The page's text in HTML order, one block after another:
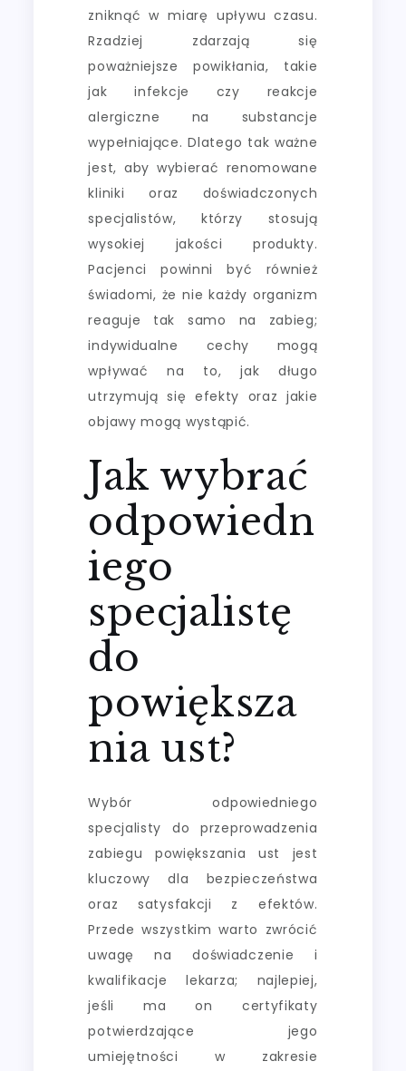
zniknąć w miarę upływu czasu.
Rzadziej zdarzają się
poważniejsze powikłania, takie
jak infekcje czy reakcje
alergiczne na substancje
wypełniające. Dlatego tak ważne
jest, aby wybierać renomowane
kliniki oraz doświadczonych
specjalistów, którzy stosują
wysokiej jakości produkty.
Pacjenci powinni być również
świadomi, że nie każdy organizm
reaguje tak samo na zabieg;
indywidualne cechy mogą
wpływać na to, jak długo
utrzymują się efekty oraz jakie
objawy mogą wystąpić.
Jak wybrać
odpowiedn
iego
specjalistę
do
powiększa
nia ust?
Wybór odpowiedniego
specjalisty do przeprowadzenia
zabiegu powiększania ust jest
kluczowy dla bezpieczeństwa
oraz satysfakcji z efektów.
Przede wszystkim warto zwrócić
uwagę na doświadczenie i
kwalifikacje lekarza; najlepiej,
jeśli ma on certyfikaty
potwierdzające jego
umiejętności w zakresie